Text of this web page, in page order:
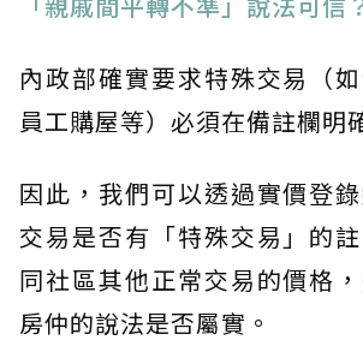
內政部確實要求特殊交易（
員工購屋等）必須在備註欄明
因此，我們可以透過實價登
交易是否有「特殊交易」的
同社區其他正常交易的價格
房仲的說法是否屬實。